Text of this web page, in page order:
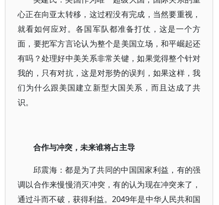
心正在向亚太转移，这过程没有完成，当然要重视，
就看如何应对。各国军队都准备打仗，这是一个方
面，要把军方言论认为整个是美国立场，和平崛起还
有吗？处理好中美关系非常关键，如果觉得整个针对
我的，只有对抗，这是对形势的误判，如果这样，我
们为什么跟美国建立新型大国关系，而且达成了共
识。
合作与冲突，未来谁将占主导
邱震海：都是为了共同的中国国家利益，有的强
调以合作来慢慢消灭冲突，有的认为现在冲突来了，
通过斗而不破，获得利益。2049年是中华人民共和国